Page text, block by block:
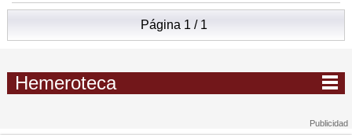
Página 1 / 1
Hemeroteca